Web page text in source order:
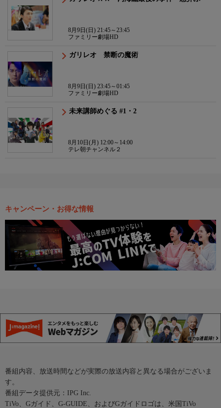
8月9日(日) 21:45～23:45
ファミリー劇場HD
ガリレオ 禁断の魔術
8月9日(日) 23:45～01:45
ファミリー劇場HD
未来講師めぐる #1・2
8月10日(月) 12:00～14:00
テレ朝チャンネル２
キャンペーン・お得な情報
番組内容、放送時間などが実際の放送内容と異なる場合がございま
す。
番組データ提供元：IPG Inc.
TiVo、Gガイド、G-GUIDE、およびGガイドロゴは、米国TiVo